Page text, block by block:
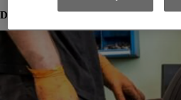
Dowiedz się więcej